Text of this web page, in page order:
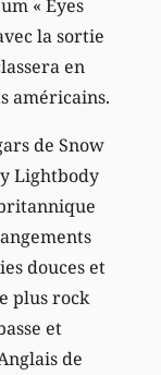
« Eyes
la sortie
en
américains.
de Snow
Lightbody
douces et
plus rock
et
de